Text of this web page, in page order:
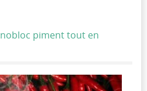
piment tout en